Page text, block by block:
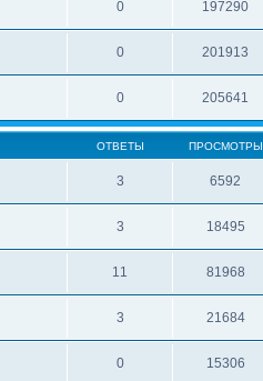
0 197290
0 201913
0 205641
ОТВЕТЫ ПРОСМОТРЫ
3 6592
3 18495
11 81968
3 21684
0 15306